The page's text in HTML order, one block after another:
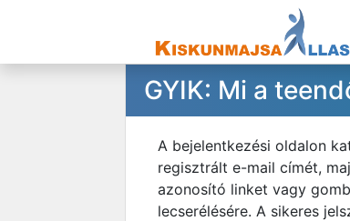
GYIK: Mi a
A bejelentkezési oldalon
regisztrált e-mail címét,
azonosító linket vagy
lecserélésére. A sikeres